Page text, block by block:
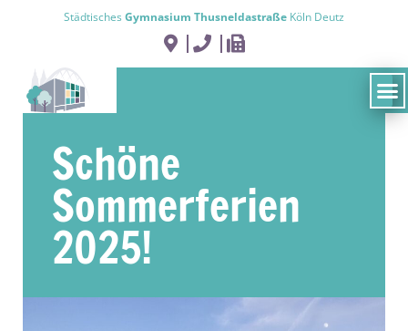
Städtisches Gymnasium Thusneldastraße Köln Deutz
Schöne
Sommerferien
2025!